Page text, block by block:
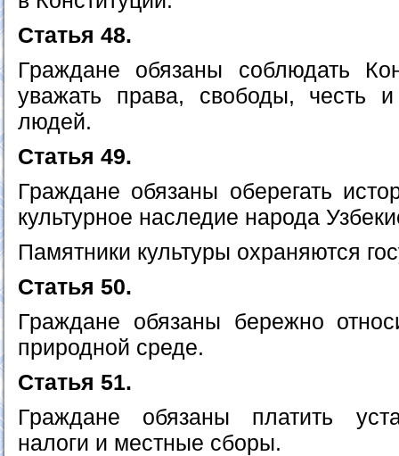
Статья 48.
Граждане обязаны соблюдать
уважать права, свободы, честь и
людей.
Статья 49.
Граждане обязаны оберегать
культурное наследие народа
Памятники культуры охраняются
Статья 50.
Граждане обязаны бережно
природной среде.
Статья 51.
Граждане обязаны платить
налоги и местные сборы.